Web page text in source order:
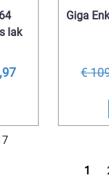
lak
Giga
€
1